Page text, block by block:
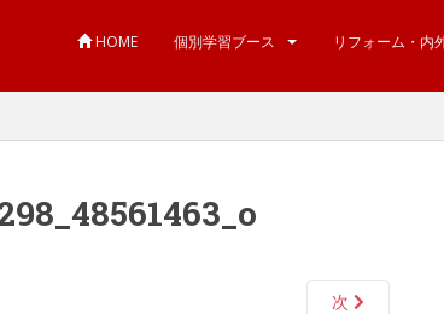
HOME 個別学習ブース リフォーム・内
次